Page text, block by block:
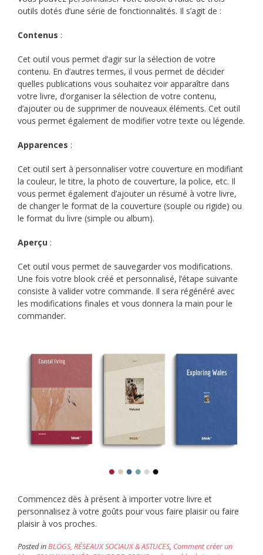
outils dotés d’une série de fonctionnalités. Il s’agit de :
Contenus :
Cet outil vous permet d’agir sur la sélection de votre
contenu. En d’autres termes, il vous permet de décider
quelles publications vous souhaitez voir apparaître dans
votre livre, d’organiser la sélection de votre contenu,
d’ajouter ou de supprimer de nouveaux éléments. Cet outil
vous permet également de modifier votre texte ou légende.
Apparences :
Cet outil sert à personnaliser votre couverture en modifiant
la couleur, le titre, la photo de couverture, la police, etc. Il
vous permet également d’ajouter un résumé à votre livre,
de changer le format de la couverture (souple ou rigide) ou
le format du livre (simple ou album).
Aperçu :
Cet outil vous permet de sauvegarder vos modifications.
Une fois votre blook créé et personnalisé, l’étape suivante
consiste à valider votre commande. Il sera régénéré avec
les modifications finales et vous donnera la main pour le
commander.
Commencez dès à présent à importer votre livre et
personnalisez à votre goûts pour vous faire plaisir ou faire
plaisir à vos proches.
Posted inBLOGS, RÉSEAUX SOCIAUX & ASTUCES, Comment créer un